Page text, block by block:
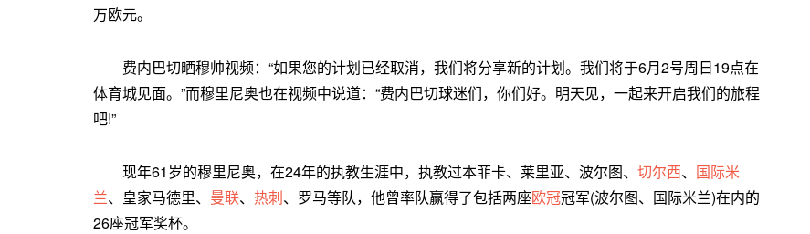
万欧元。
费内巴切晒穆帅视频：“如果您的计划已经取消，我们将分享新的计划。我们将于6月2号周日19点在
体育城见面。”而穆里尼奥也在视频中说道：“费内巴切球迷们，你们好。明天见，一起来开启我们的旅程
吧!”
现年61岁的穆里尼奥，在24年的执教生涯中，执教过本菲卡、莱里亚、波尔图、 切尔西、 国际米
兰、皇家马德里、 曼联、 热刺、罗马等队，他曾率队赢得了包括两座欧冠冠军(波尔图、国际米兰)在内的
26座冠军奖杯。